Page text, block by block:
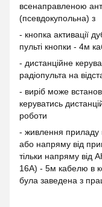
всенаправленою
(псевдокупольна) з
- кнопка активації
пульті кнопки - 4м
- дистанційне
радіопульта на
- виріб може
керуватись
роботи
- живлення приладу
або напряму від
тільки напряму від
16А) - 5м кабелю в
була заведена з